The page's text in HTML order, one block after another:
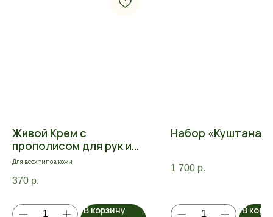
Живой Крем с
прополисом для рук и
тела
Для всех типов кожи
370 р.
В корзину
Набор
1 700 р.
В